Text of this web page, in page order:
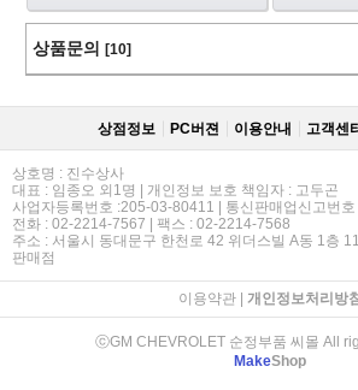
상품문의 [10]
상점정보 PC버젼 이용안내 고객센
상호명 : 진수상사
대표 : 임종오 외1명 | 개인정보 보호 책임자 : 고두곤
사업자등록번호 :205-03-80411 | 통신판매업신고번
전화 : 02-2214-7567 | 팩스 : 02-2214-7568
주소 : 서울시 동대문구 한천로 42 위더스빌 A동 1층
판매점
이용약관| 개인정보처리방
ⓒGM CHEVROLET 순정부품 씨몰 All
MakeShop